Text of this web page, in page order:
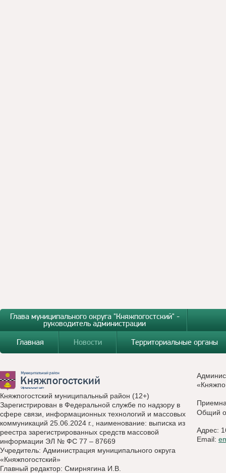
Глава муниципального округа "Княжпогостский" -
руководитель администрации
Главная
Новости Территориальные органы
Княжпогостский муниципальный район (12+)
Зарегистрирован в Федеральной службе по надзору в
сфере связи, информационных технологий и массовых
коммуникаций 25.06.2024 г., наименование: выписка из
реестра зарегистрированных средств массовой
информации ЭЛ № ФС 77 – 87669
Учредитель: Администрация муниципального округа
«Княжпогостский»
Главный редактор: Смирнягина И.В.
Общий
Адрес:
Email: